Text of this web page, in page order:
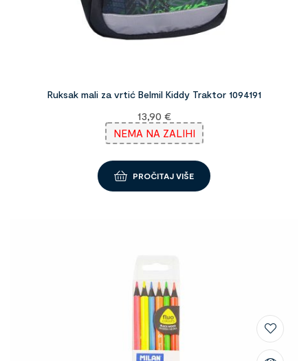
Ruksak mali za vrtić Belmil Kiddy Traktor 1094191
13,90 €
NEMA NA ZALIHI
PROČITAJ VIŠE